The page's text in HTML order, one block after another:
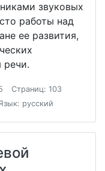
звуковых
работы над
ее развития,
речи.
Страниц: 103
русский